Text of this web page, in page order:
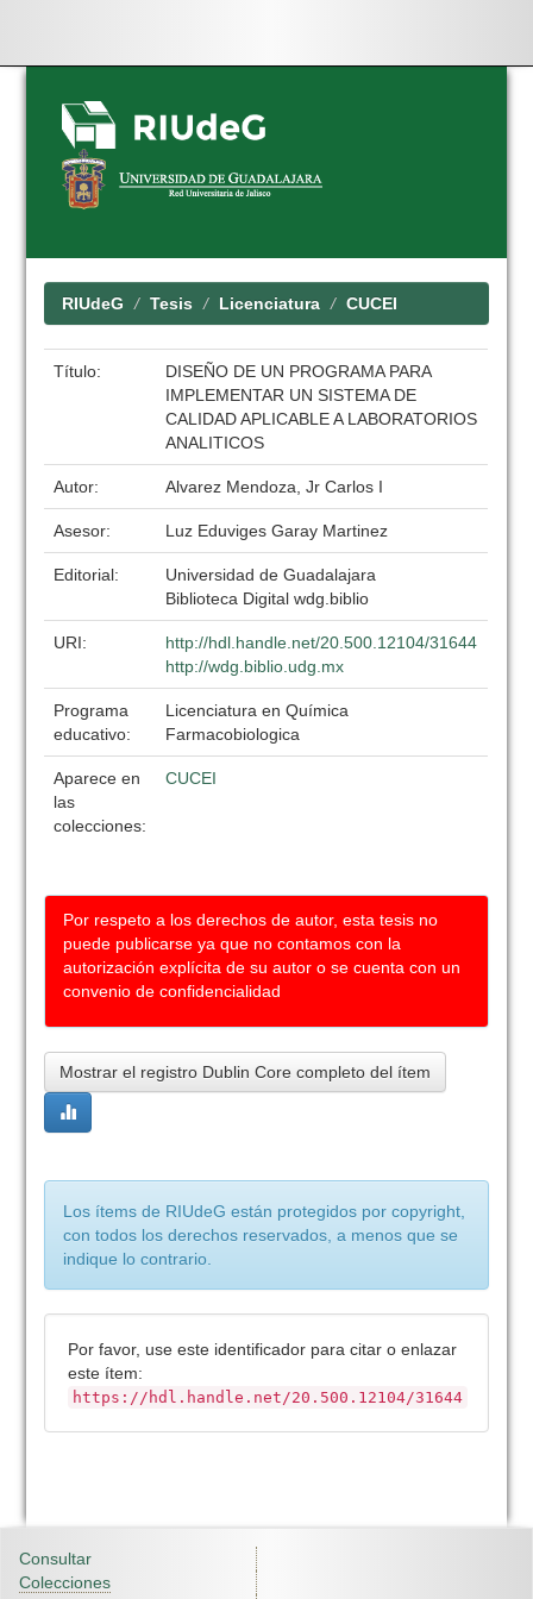
Skip
navigation
RIUdeG Tesis Licenciatura CUCEI
Título:
DISEÑO DE UN PROGRAMA PARA
IMPLEMENTAR UN SISTEMA DE
CALIDAD APLICABLE A LABORATORIOS
ANALITICOS
Autor: Alvarez Mendoza, Jr Carlos I
Asesor: Luz Eduviges Garay Martinez
Editorial:
Universidad de Guadalajara
Biblioteca Digital wdg.biblio
URI:
http://hdl.handle.net/20.500.12104/31644
http://wdg.biblio.udg.mx
Programa
educativo:
Licenciatura en Química
Farmacobiologica
Aparece en
las
colecciones:
CUCEI
Por respeto a los derechos de autor, esta tesis no
puede publicarse ya que no contamos con la
autorización explícita de su autor o se cuenta con un
convenio de confidencialidad
Mostrar el registro Dublin Core completo del ítem
Los ítems de RIUdeG están protegidos por copyright,
con todos los derechos reservados, a menos que se
indique lo contrario.
Por favor, use este identificador para citar o enlazar
este ítem:
https://hdl.handle.net/20.500.12104/31644
Consultar
Colecciones